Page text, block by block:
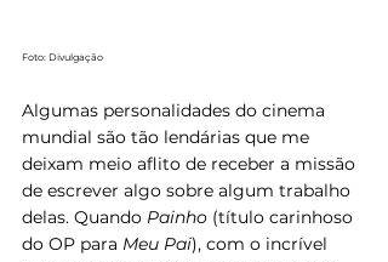
Foto: Divulgação
Algumas personalidades do cinema
mundial são tão lendárias que me
deixam meio aflito de receber a missão
de escrever algo sobre algum trabalho
delas. Quando Painho (título carinhoso
do OP para Meu Pai), com o incrível